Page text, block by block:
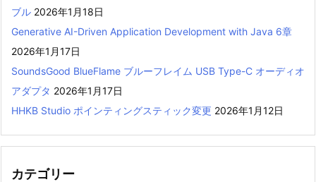
ブル 2026年1月18日
Generative AI-Driven Application Development with Java 6章
2026年1月17日
SoundsGood BlueFlame ブルーフレイム USB Type-C オーディオ
アダプタ 2026年1月17日
HHKB Studio ポインティングスティック変更 2026年1月12日
カテゴリー